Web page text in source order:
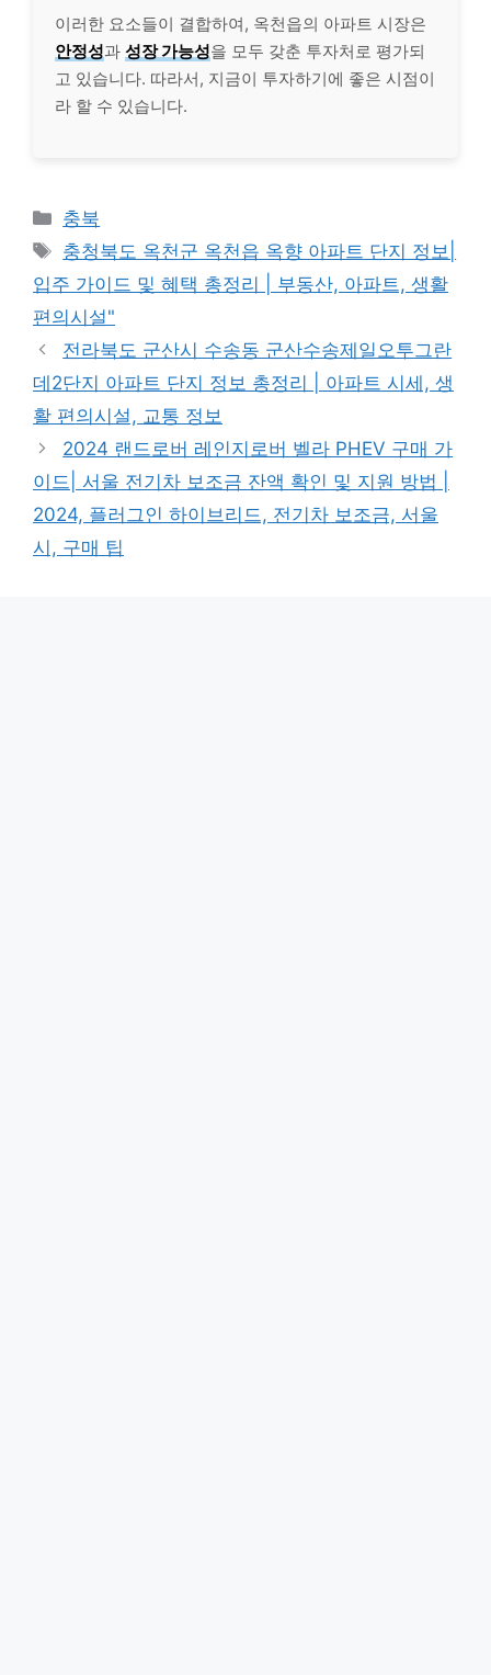
이러한 요소들이 결합하여, 옥천읍의 아파트 시장은
안정성과 성장 가능성을 모두 갖춘 투자처로 평가되
고 있습니다. 따라서, 지금이 투자하기에 좋은 시점이
라 할 수 있습니다.
Categories
충북
Tags
충청북도 옥천군 옥천읍 옥향 아파트 단지 정보|
입주 가이드 및 혜택 총정리 | 부동산, 아파트, 생활
편의시설"
전라북도 군산시 수송동 군산수송제일오투그란
데2단지 아파트 단지 정보 총정리 | 아파트 시세, 생
활 편의시설, 교통 정보
2024 랜드로버 레인지로버 벨라 PHEV 구매 가
이드| 서울 전기차 보조금 잔액 확인 및 지원 방법 |
2024, 플러그인 하이브리드, 전기차 보조금, 서울
시, 구매 팁